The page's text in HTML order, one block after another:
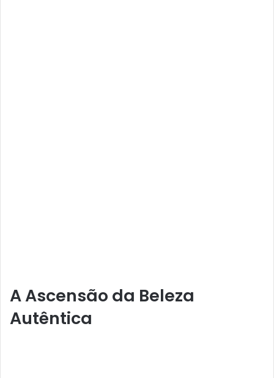
A Ascensão da Beleza
Autêntica